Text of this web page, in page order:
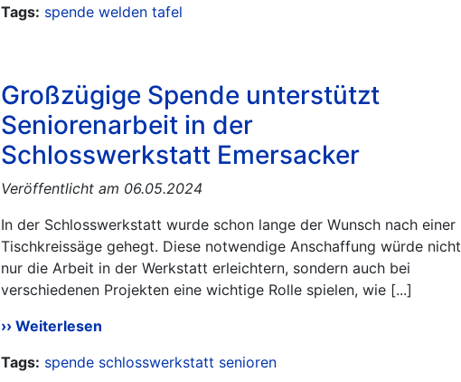
Tags: spende welden tafel
Großzügige Spende unterstützt
Seniorenarbeit in der
Schlosswerkstatt Emersacker
Veröffentlicht am 06.05.2024
In der Schlosswerkstatt wurde schon lange der Wunsch nach einer
Tischkreissäge gehegt. Diese notwendige Anschaffung würde nicht
nur die Arbeit in der Werkstatt erleichtern, sondern auch bei
verschiedenen Projekten eine wichtige Rolle spielen, wie [...]
Weiterlesen
Tags: spende schlosswerkstatt senioren